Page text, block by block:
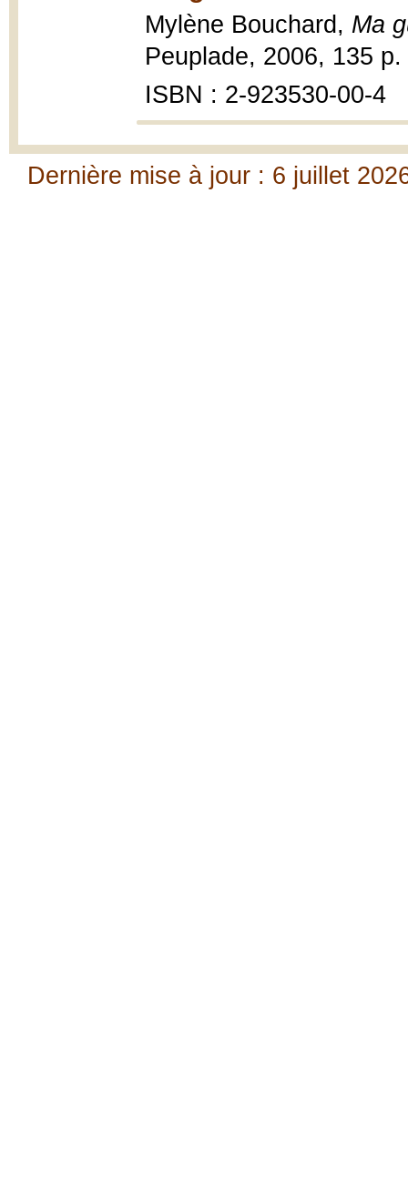
Mylène Bouchard, Ma
Peuplade, 2006, 135 p.
ISBN : 2-923530-00-4
Dernière mise à jour : 6 juillet